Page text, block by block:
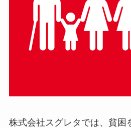
株式会社スグレタでは、貧困